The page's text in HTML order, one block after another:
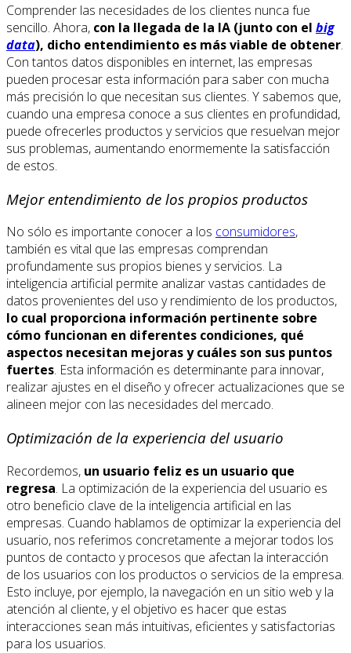
Comprender las necesidades de los clientes nunca fue
sencillo. Ahora, con la llegada de la IA (junto con el big
data), dicho entendimiento es más viable de obtener.
Con tantos datos disponibles en internet, las empresas
pueden procesar esta información para saber con mucha
más precisión lo que necesitan sus clientes. Y sabemos que,
cuando una empresa conoce a sus clientes en profundidad,
puede ofrecerles productos y servicios que resuelvan mejor
sus problemas, aumentando enormemente la satisfacción
de estos.
Mejor entendimiento de los propios productos
No sólo es importante conocer a los consumidores,
también es vital que las empresas comprendan
profundamente sus propios bienes y servicios. La
inteligencia artificial permite analizar vastas cantidades de
datos provenientes del uso y rendimiento de los productos,
lo cual proporciona información pertinente sobre
cómo funcionan en diferentes condiciones, qué
aspectos necesitan mejoras y cuáles son sus puntos
fuertes. Esta información es determinante para innovar,
realizar ajustes en el diseño y ofrecer actualizaciones que se
alineen mejor con las necesidades del mercado.
Optimización de la experiencia del usuario
Recordemos, un usuario feliz es un usuario que
regresa. La optimización de la experiencia del usuario es
otro beneficio clave de la inteligencia artificial en las
empresas. Cuando hablamos de optimizar la experiencia del
usuario, nos referimos concretamente a mejorar todos los
puntos de contacto y procesos que afectan la interacción
de los usuarios con los productos o servicios de la empresa.
Esto incluye, por ejemplo, la navegación en un sitio web y la
atención al cliente, y el objetivo es hacer que estas
interacciones sean más intuitivas, eficientes y satisfactorias
para los usuarios.